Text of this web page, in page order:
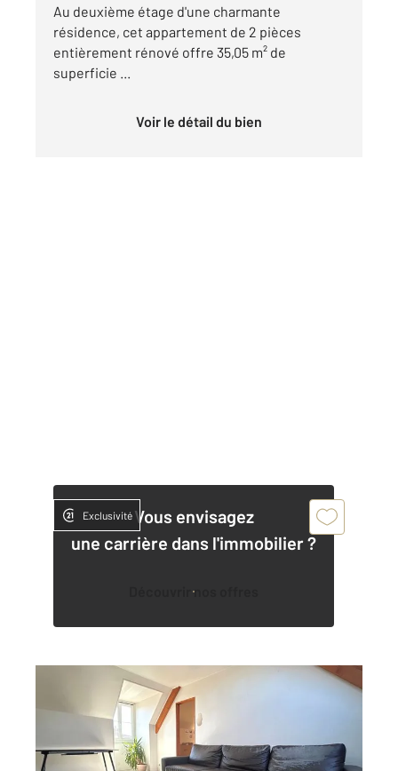
Au deuxième étage d'une charmante
résidence, cet appartement de 2 pièces
entièrement rénové offre 35,05 m² de
superficie ...
Voir le détail du bien
Vous envisagez
une carrière dans l'immobilier ?
Découvrir nos offres
Exclusivité
ETAMPES 91
, 2 pièces
Ref : 16950
Appartement F2 à vendre